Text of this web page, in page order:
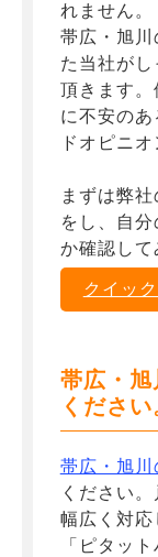
れません。
帯広・旭川
た当社が
頂きます
に不安の
ドオピニ
まずは弊
をし、自
か確認して
クイッ
帯広・
ください
帯広・旭川
ください
幅広く対応
「ピタッ